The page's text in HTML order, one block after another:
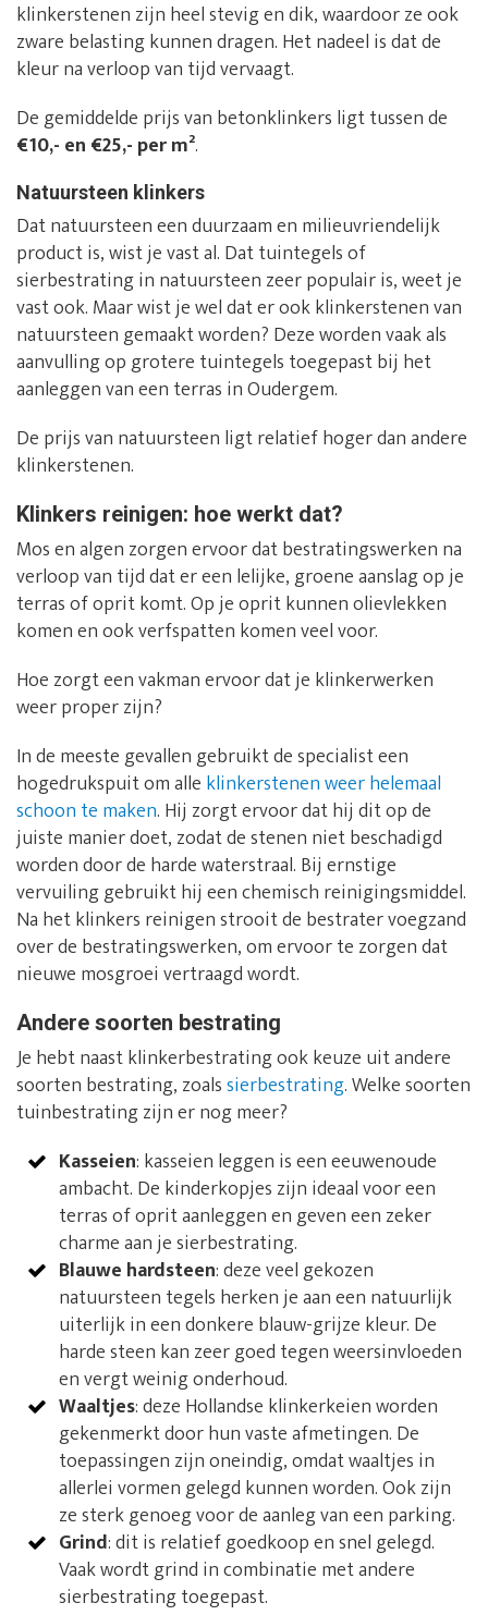
klinkerstenen zijn heel stevig en dik, waardoor ze ook
zware belasting kunnen dragen. Het nadeel is dat de
kleur na verloop van tijd vervaagt.
De gemiddelde prijs van betonklinkers ligt tussen de
€10,- en €25,- per m².
Natuursteen klinkers
Dat natuursteen een duurzaam en milieuvriendelijk
product is, wist je vast al. Dat tuintegels of
sierbestrating in natuursteen zeer populair is, weet je
vast ook. Maar wist je wel dat er ook klinkerstenen van
natuursteen gemaakt worden? Deze worden vaak als
aanvulling op grotere tuintegels toegepast bij het
aanleggen van een terras in Oudergem.
De prijs van natuursteen ligt relatief hoger dan andere
klinkerstenen.
Klinkers reinigen: hoe werkt dat?
Mos en algen zorgen ervoor dat bestratingswerken na
verloop van tijd dat er een lelijke, groene aanslag op je
terras of oprit komt. Op je oprit kunnen olievlekken
komen en ook verfspatten komen veel voor.
Hoe zorgt een vakman ervoor dat je klinkerwerken
weer proper zijn?
In de meeste gevallen gebruikt de specialist een
hogedrukspuit om alle klinkerstenen weer helemaal
schoon te maken. Hij zorgt ervoor dat hij dit op de
juiste manier doet, zodat de stenen niet beschadigd
worden door de harde waterstraal. Bij ernstige
vervuiling gebruikt hij een chemisch reinigingsmiddel.
Na het klinkers reinigen strooit de bestrater voegzand
over de bestratingswerken, om ervoor te zorgen dat
nieuwe mosgroei vertraagd wordt.
Andere soorten bestrating
Je hebt naast klinkerbestrating ook keuze uit andere
soorten bestrating, zoalssierbestrating. Welke soorten
tuinbestrating zijn er nog meer?
Kasseien: kasseien leggen is een eeuwenoude
ambacht. De kinderkopjes zijn ideaal voor een
terras of oprit aanleggen en geven een zeker
charme aan je sierbestrating.
Blauwe hardsteen: deze veel gekozen
natuursteen tegels herken je aan een natuurlijk
uiterlijk in een donkere blauw-grijze kleur. De
harde steen kan zeer goed tegen weersinvloeden
en vergt weinig onderhoud.
Waaltjes: deze Hollandse klinkerkeien worden
gekenmerkt door hun vaste afmetingen. De
toepassingen zijn oneindig, omdat waaltjes in
allerlei vormen gelegd kunnen worden. Ook zijn
ze sterk genoeg voor de aanleg van een parking.
Grind: dit is relatief goedkoop en snel gelegd.
Vaak wordt grind in combinatie met andere
sierbestrating toegepast.